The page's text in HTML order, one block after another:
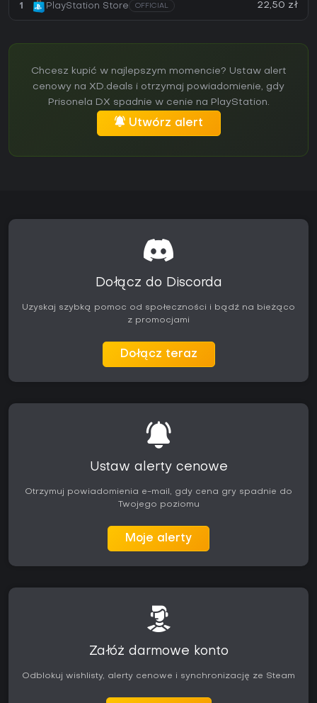
1 PlayStation Store OFFICIAL 22,50 zł
Chcesz kupić w najlepszym momencie? Ustaw alert
cenowy na XD.deals i otrzymaj powiadomienie, gdy
Prisonela DX spadnie w cenie na PlayStation.
Utwórz alert
Dołącz do Discorda
Uzyskaj szybką pomoc od społeczności i bądź na bieżąco
z promocjami
Dołącz teraz
Ustaw alerty cenowe
Otrzymuj powiadomienia e-mail, gdy cena gry spadnie do
Twojego poziomu
Moje alerty
Załóż darmowe konto
Odblokuj wishlisty, alerty cenowe i synchronizację ze Steam